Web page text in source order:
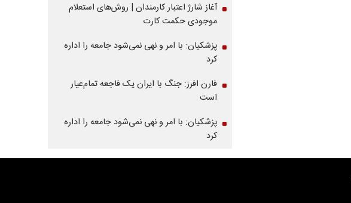
آغاز شارژ اعتبار کارمندان | روش‌های استعلام
موجودی حکمت کارت
پزشکیان: با امر و نهی نمی‌شود جامعه را اداره
کرد
فارن افرز: جنگ با ایران یک فاجعه تمام‌عیار
است
پزشکیان: با امر و نهی نمی‌شود جامعه را اداره
کرد